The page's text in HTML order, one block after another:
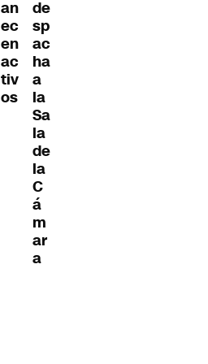
an
ec
en
ac
tiv
os
de
sp
ac
ha
a
la
Sa
la
de
la
C
á
m
ar
a